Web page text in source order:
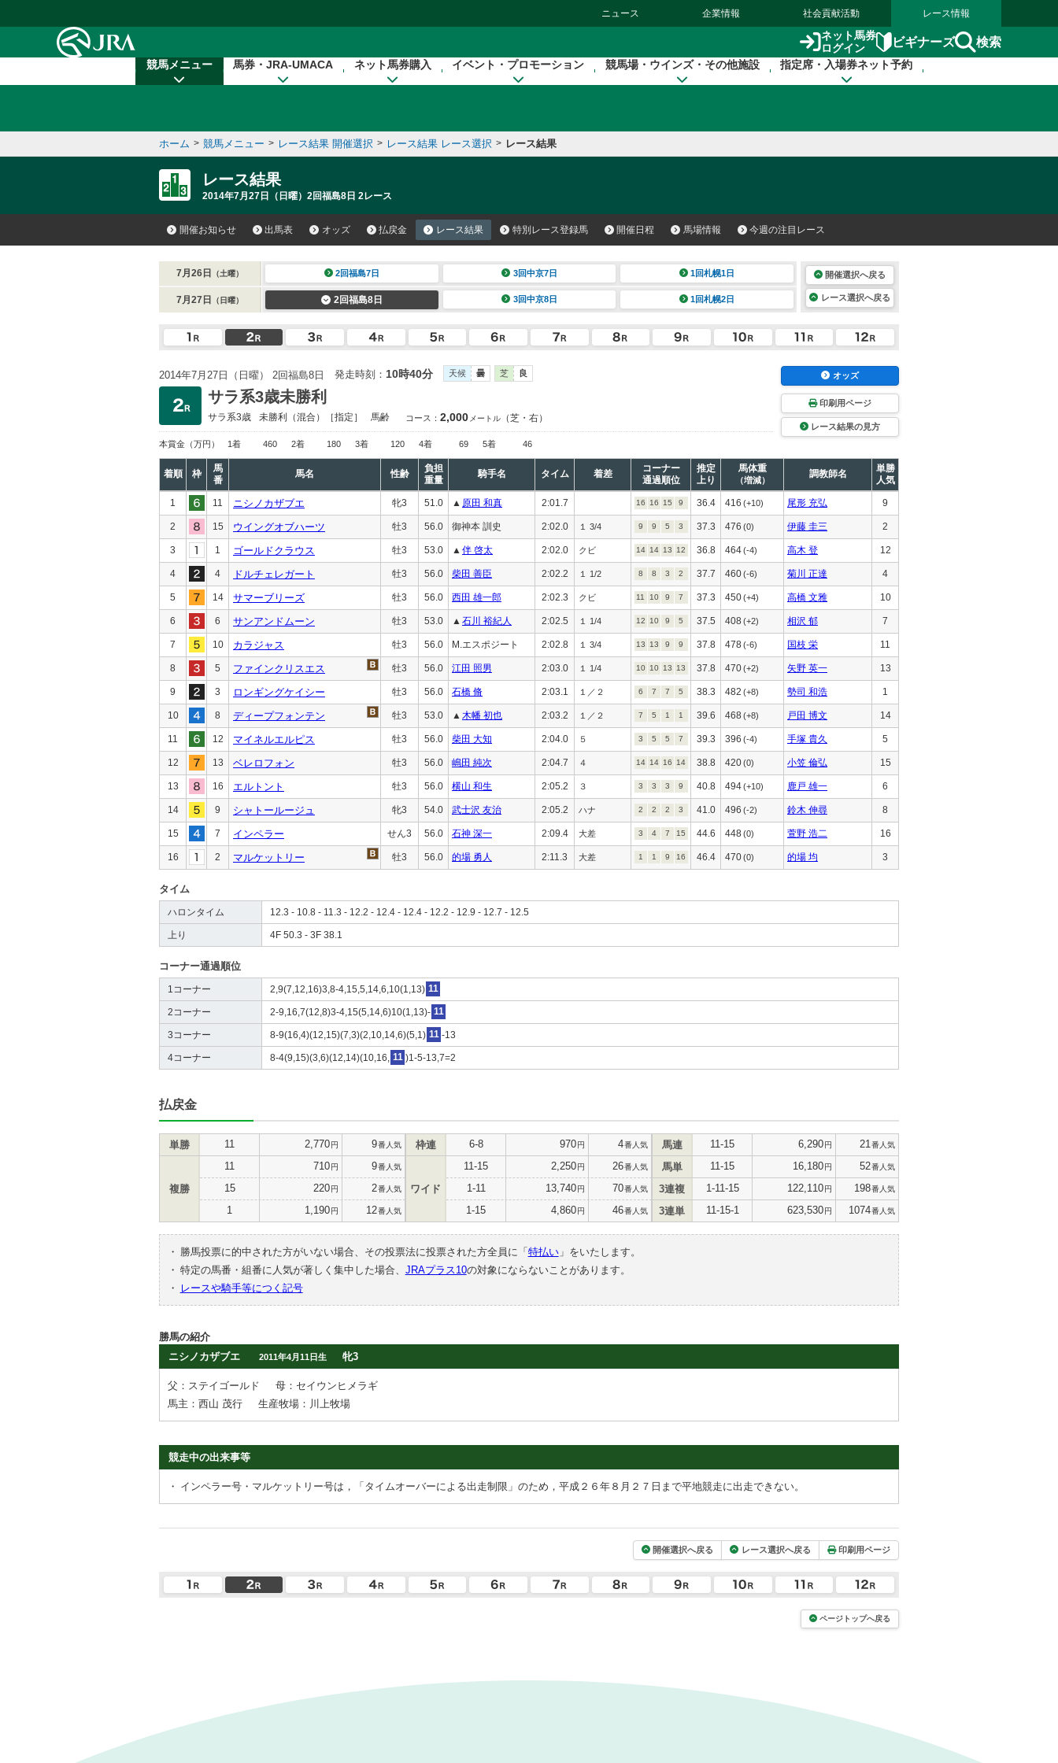
ニュース 企業情報 社会貢献活動 レース情報
ネット馬券
ログイン
ビギナーズ 検索
競馬メニュー 馬券・JRA-UMACA ネット馬券購入 イベント・プロモーション 競馬場・ウインズ・その他施設 指定席・入場券ネット予約
ホーム > 競馬メニュー > レース結果 開催選択 > レース結果 レース選択 > レース結果
レース結果
2014年7月27日（日曜）2回福島8日 2レース
開催お知らせ 出馬表 オッズ 払戻金 レース結果 特別レース登録馬 開催日程 馬場情報 今週の注目レース
7月26日 （土曜） 2回福島7日 3回中京7日 1回札幌1日
7月27日 （日曜） 2回福島8日 3回中京8日 1回札幌2日
開催選択へ戻る
レース選択へ戻る
2014年7月27日（日曜） 2回福島8日 発走時刻： 10時40分 天候 曇 芝 良
サラ系3歳未勝利
サラ系3歳 未勝利 （混合）［指定］ 馬齢 コース： 2,000 メートル （芝・右）
本賞金 （万円） 1着 460 2着 180 3着 120 4着 69 5着 46
オッズ
印刷用ページ
レース結果の見方
着順 枠
馬
番
馬名 性齢
負担
重量
騎手名 タイム 着差
コーナー
通過順位
推定
上り
馬体重
（増減）
調教師名
単勝
人気
1 11 ニシノカザブエ 牝3 51.0 ▲ 原田 和真 2:01.7 16 16 15 9 36.4 416 (+10) 尾形 充弘 9
2 15 ウイングオブハーツ 牡3 56.0 御神本 訓史 2:02.0 １ 3/4 9 9 5 3 37.3 476 (0) 伊藤 圭三 2
3 1 ゴールドクラウス 牡3 53.0 ▲ 伴 啓太 2:02.0 クビ 14 14 13 12 36.8 464(-4) 高木 登 12
4 4 ドルチェレガート 牡3 56.0 柴田 善臣 2:02.2 １ 1/2 8 8 3 2 37.7 460(-6) 菊川 正達 4
5 14 サマーブリーズ 牡3 56.0 西田 雄一郎 2:02.3 クビ 11 10 9 7 37.3 450(+4) 高橋 文雅 10
6 6 サンアンドムーン 牡3 53.0 ▲ 石川 裕紀人 2:02.5 １ 1/4 12 10 9 5 37.5 408 (+2) 相沢 郁 7
7 10 カラジャス 牡3 56.0 M.エスポジート 2:02.8 １ 3/4 13 13 9 9 37.8 478(-6) 国枝 栄 11
8 5 ファインクリスエス 牡3 56.0 江田 照男 2:03.0 １ 1/4 10 10 13 13 37.8 470(+2) 矢野 英一 13
9 3 ロンギングケイシー 牡3 56.0 石橋 脩 2:03.1 １／２ 6 7 7 5 38.3 482 (+8) 勢司 和浩 1
10 8 ディープフォンテン 牡3 53.0 ▲ 木幡 初也 2:03.2 １／２ 7 5 1 1 39.6 468 (+8) 戸田 博文 14
11 12 マイネルエルピス 牡3 56.0 柴田 大知 2:04.0 ５ 3 5 5 7 39.3 396 (-4) 手塚 貴久 5
12 13 ベレロフォン 牡3 56.0 嶋田 純次 2:04.7 ４ 14 14 16 14 38.8 420(0) 小笠 倫弘 15
13 16 エルトント 牡3 56.0 横山 和生 2:05.2 ３ 3 3 3 9 40.8 494(+10) 鹿戸 雄一 6
14 9 シャトールージュ 牝3 54.0 武士沢 友治 2:05.2 ハナ 2 2 2 3 41.0 496 (-2) 鈴木 伸尋 8
15 7 インペラー せん3 56.0 石神 深一 2:09.4 大差 3 4 7 15 44.6 448(0) 萱野 浩二 16
16 2 マルケットリー 牡3 56.0 的場 勇人 2:11.3 大差 1 1 9 16 46.4 470(0) 的場 均 3
タイム
ハロンタイム 12.3 - 10.8 - 11.3 - 12.2 - 12.4 - 12.4 - 12.2 - 12.9 - 12.7 - 12.5
上り 4F 50.3 - 3F 38.1
コーナー通過順位
1コーナー 2,9(7,12,16)3,8-4,15,5,14,6,10(1,13) 11
2コーナー 2-9,16,7(12,8)3-4,15(5,14,6)10(1,13)- 11
3コーナー 8-9(16,4)(12,15)(7,3)(2,10,14,6)(5,1) 11 -13
4コーナー 8-4(9,15)(3,6)(12,14)(10,16, 11 )1-5-13,7=2
払戻金
単勝 11 2,770円 9番人気
複勝
11 710円 9番人気
15 220円 2番人気
1 1,190円 12番人気
枠連 6-8 970円 4番人気
ワイド
11-15 2,250円 26番人気
1-11 13,740円 70番人気
1-15 4,860円 46番人気
馬連 11-15 6,290円 21 番人気
馬単 11-15 16,180円 52番人気
3連複 1-11-15 122,110円 198番人気
3連単 11-15-1 623,530円 1074番人気
・ 勝馬投票に的中された方がいない場合、その投票法に投票された方全員に「 特払い」をいたします。
・ 特定の馬番・組番に人気が著しく集中した場合、 JRAプラス10の対象にならないことがあります。
・
レースや騎手等につく記号
勝馬の紹介
ニシノカザブエ
2011年4月11日生 牝3
父：ステイゴールド
母：セイウンヒメラギ
馬主：西山 茂行
生産牧場：川上牧場
競走中の出来事等
・ インペラー号・マルケットリー号は，「タイムオーバーによる出走制限」のため，平成２６年８月２７日まで平地競走に出走できない。
開催選択へ戻る レース選択へ戻る 印刷用ページ
ページトップへ戻る